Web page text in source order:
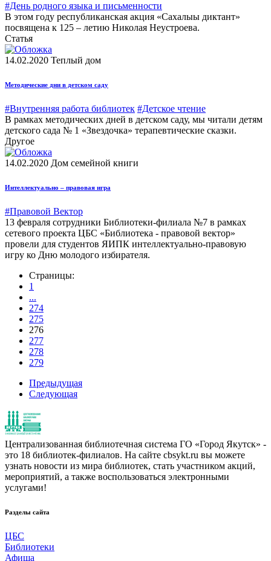
#День родного языка и письменности
В этом году республиканская акция «Сахалыы диктант»
посвящена к 125 – летию Николая Неустроева.
Статья
14.02.2020 Теплый дом
Методические дни в детском саду
#Внутренняя работа библиотек #Детское чтение
В рамках методических дней в детском саду, мы читали детям
детского сада № 1 «Звездочка» терапевтические сказки.
Другое
14.02.2020 Дом семейной книги
Интеллектуально – правовая игра
#Правовой Вектор
13 февраля сотрудники Библиотеки-филиала №7 в рамках
сетевого проекта ЦБС «Библиотека - правовой вектор»
провели для студентов ЯИПК интеллектуально-правовую
игру ко Дню молодого избирателя.
Страницы:
1
...
274
275
276
277
278
279
Предыдущая
Следующая
Централизованная библиотечная система ГО «Город Якутск» -
это 18 библиотек-филиалов. На сайте cbsykt.ru вы можете
узнать новости из мира библиотек, стать участником акций,
мероприятий, а также воспользоваться электронными
услугами!
Разделы сайта
ЦБС
Библиотеки
Афиша